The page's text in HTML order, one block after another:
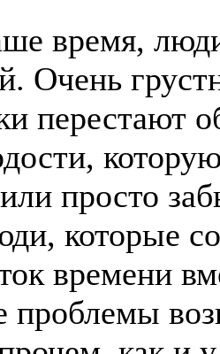
время,
Очень
перестают
просто
которые
времени
проблемы